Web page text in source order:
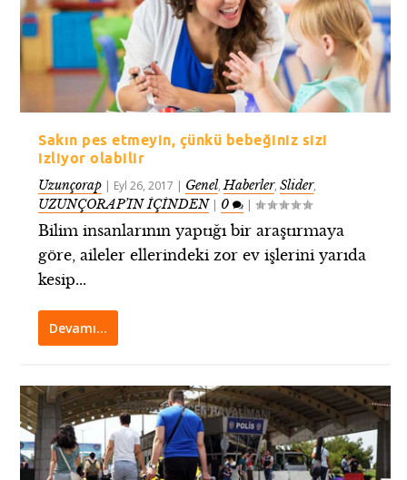
Sakın pes etmeyin, çünkü bebeğiniz sizi
izliyor olabilir
Uzunçorap | Eyl 26, 2017 | Genel,Haberler,Slider,
UZUNÇORAP’IN İÇİNDEN| 0 |
Bilim insanlarının yaptığı bir araştırmaya
göre, aileler ellerindeki zor ev işlerini yarıda
kesip...
Devamı…